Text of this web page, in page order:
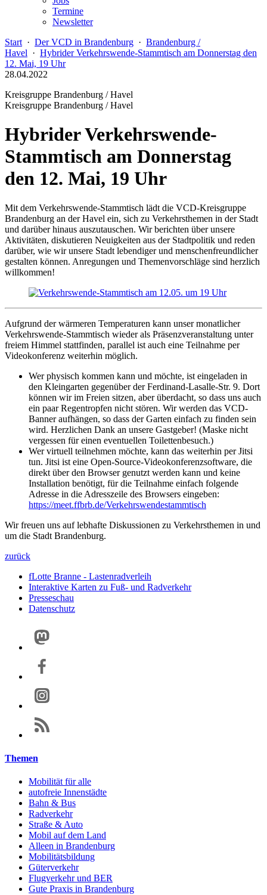
Termine
Newsletter
Start · Der VCD in Brandenburg · Brandenburg /
Havel · Hybrider Verkehrswende-Stammtisch am Donnerstag den
12. Mai, 19 Uhr
28.04.2022
Kreisgruppe Brandenburg / Havel
Kreisgruppe Brandenburg / Havel
Hybrider Verkehrswende-
Stammtisch am Donnerstag
den 12. Mai, 19 Uhr
Mit dem Verkehrswende-Stammtisch lädt die VCD-Kreisgruppe
Brandenburg an der Havel ein, sich zu Verkehrsthemen in der Stadt
und darüber hinaus auszutauschen. Wir berichten über unsere
Aktivitäten, diskutieren Neuigkeiten aus der Stadtpolitik und reden
darüber, wie wir unsere Stadt lebendiger und menschenfreundlicher
gestalten können. Anregungen und Themenvorschläge sind herzlich
willkommen!
Aufgrund der wärmeren Temperaturen kann unser monatlicher
Verkehrswende-Stammtisch wieder als Präsenzveranstaltung unter
freiem Himmel stattfinden, parallel ist auch eine Teilnahme per
Videokonferenz weiterhin möglich.
Wer physisch kommen kann und möchte, ist eingeladen in
den Kleingarten gegenüber der Ferdinand-Lasalle-Str. 9. Dort
können wir im Freien sitzen, aber überdacht, so dass uns auch
ein paar Regentropfen nicht stören. Wir werden das VCD-
Banner aufhängen, so dass der Garten einfach zu finden sein
wird. Herzlichen Dank an unsere Gastgeber! (Maske nicht
vergessen für einen eventuellen Toilettenbesuch.)
Wer virtuell teilnehmen möchte, kann das weiterhin per Jitsi
tun. Jitsi ist eine Open-Source-Videokonferenzsoftware, die
direkt über den Browser genutzt werden kann und keine
Installation benötigt, für die Teilnahme einfach folgende
Adresse in die Adresszeile des Browsers eingeben:
https://meet.ffbrb.de/Verkehrswendestammtisch
Wir freuen uns auf lebhafte Diskussionen zu Verkehrsthemen in und
um die Stadt Brandenburg.
zurück
fLotte Branne - Lastenradverleih
Interaktive Karten zu Fuß- und Radverkehr
Presseschau
Datenschutz
Themen
Mobilität für alle
autofreie Innenstädte
Bahn & Bus
Radverkehr
Straße & Auto
Mobil auf dem Land
Alleen in Brandenburg
Mobilitätsbildung
Güterverkehr
Flugverkehr und BER
Gute Praxis in Brandenburg